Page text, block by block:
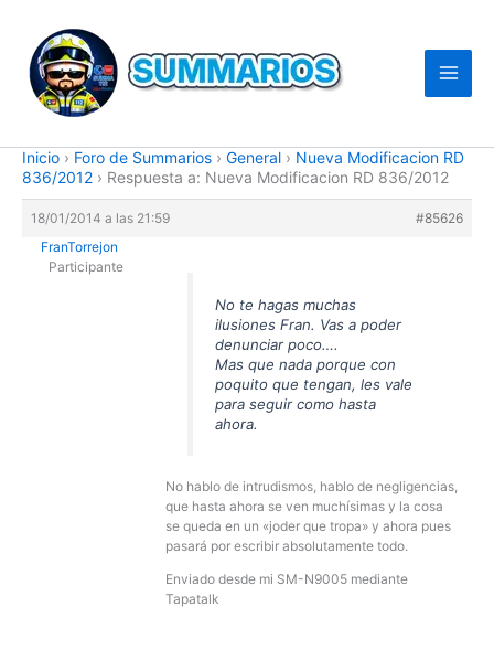
contenido
Inicio › Foro de Summarios › General › Nueva Modificacion RD
836/2012 › Respuesta a: Nueva Modificacion RD 836/2012
18/01/2014 a las 21:59
#85626
FranTorrejon
Participante
No te hagas muchas
ilusiones Fran. Vas a poder
denunciar poco….
Mas que nada porque con
poquito que tengan, les vale
para seguir como hasta
ahora.
No hablo de intrudismos, hablo de negligencias,
que hasta ahora se ven muchísimas y la cosa
se queda en un «joder que tropa» y ahora pues
pasará por escribir absolutamente todo.
Enviado desde mi SM-N9005 mediante
Tapatalk